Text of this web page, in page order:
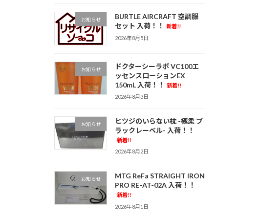
お知らせ
BURTLE AIRCRAFT 空調服
セット 入荷！！
新着!!
2026年8月5日
お知らせ
ドクターシーラボ VC100エ
ッセンスローションEX
150mL 入荷！！
新着!!
2026年8月3日
お知らせ
ヒツジのいらない枕 -極柔 ブ
ラックレーベル- 入荷！！
新着!!
2026年8月2日
お知らせ
MTG ReFa STRAIGHT IRON
PRO RE-AT-02A 入荷！！
新着!!
2026年8月1日